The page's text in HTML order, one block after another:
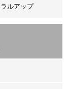
ルアップ